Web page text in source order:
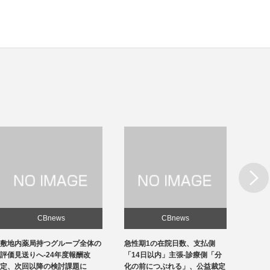
CBnews
敷地内薬局持つグループ全体の
評価見送りへ-24年度報酬改
定、次回以降の検討課題に
CBnews
急性期1の在院日数、支払側
「14日以内」主張-診療側「分
化の前につぶれる」、公益裁定
Next